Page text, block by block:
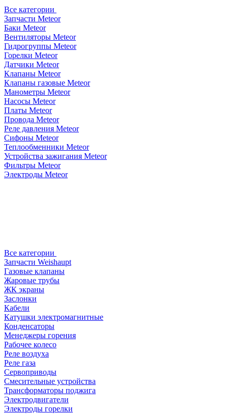
Все категории
Запчасти Meteor
Баки Meteor
Вентиляторы Meteor
Гидрогруппы Meteor
Горелки Meteor
Датчики Meteor
Клапаны Meteor
Клапаны газовые Meteor
Манометры Meteor
Насосы Meteor
Платы Meteor
Провода Meteor
Реле давления Meteor
Сифоны Meteor
Теплообменники Meteor
Устройства зажигания Meteor
Фильтры Meteor
Электроды Meteor
Все категории
Запчасти Weishaupt
Газовые клапаны
Жаровые трубы
ЖК экраны
Заслонки
Кабели
Катушки электромагнитные
Конденсаторы
Менеджеры горения
Рабочее колесо
Реле воздухa
Реле газа
Сервоприводы
Смесительные устройства
Трансформаторы поджига
Электродвигатели
Электроды горелки